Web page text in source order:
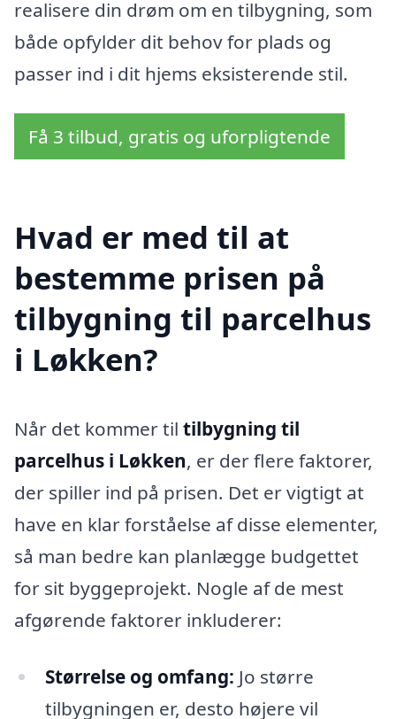
realisere din drøm om en tilbygning, som
både opfylder dit behov for plads og
passer ind i dit hjems eksisterende stil.
Få 3 tilbud, gratis og uforpligtende
Hvad er med til at
bestemme prisen på
tilbygning til parcelhus
i Løkken?
Når det kommer til tilbygning til
parcelhus i Løkken, er der flere faktorer,
der spiller ind på prisen. Det er vigtigt at
have en klar forståelse af disse elementer,
så man bedre kan planlægge budgettet
for sit byggeprojekt. Nogle af de mest
afgørende faktorer inkluderer:
Størrelse og omfang: Jo større
tilbygningen er, desto højere vil